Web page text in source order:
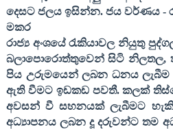
දෙසට ජලය ඉසින්න. ජය වර්ණය -
මකර
රාජ්‍ය අංශයේ රැකියාවල නියුතු
බලාපොරොත්තුවෙන් සිටි නිලතල,
පිය උරුමයෙන් ලබන ධනය ලැබීම
ඇති වීමට ඉඩකඩ පවතී. කලක්
අවසන් වී සහනයක් ලැබීමට
අධ්‍යාපනය ලබන දූ දරුවන්ට තම